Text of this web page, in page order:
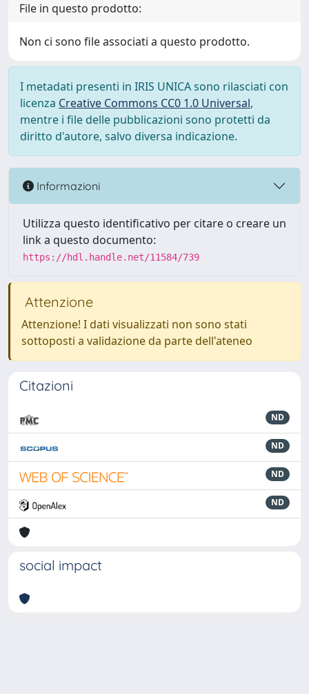
File in questo prodotto:
Non ci sono file associati a questo prodotto.
I metadati presenti in IRIS UNICA sono rilasciati con
licenza Creative Commons CC0 1.0 Universal,
mentre i file delle pubblicazioni sono protetti da
diritto d'autore, salvo diversa indicazione.
Informazioni
Utilizza questo identificativo per citare o creare un
link a questo documento:
https://hdl.handle.net/11584/739
Attenzione
Attenzione! I dati visualizzati non sono stati
sottoposti a validazione da parte dell'ateneo
Citazioni
ND
ND
ND
ND
social impact